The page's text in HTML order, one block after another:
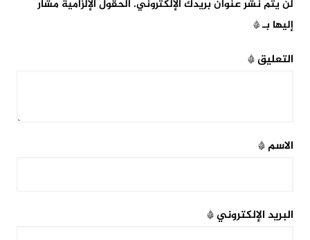
لن يتم نشر عنوان بريدك الإلكتروني. الحقول الإلزامية مشار
إليها بـ*
التعليق*
الاسم*
البريد الإلكتروني*